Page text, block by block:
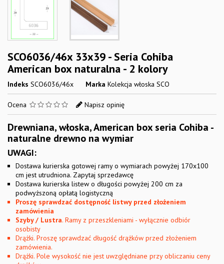
SCO6036/46x 33x39 - Seria Cohiba
American box naturalna - 2 kolory
Indeks SCO6036/46x Marka Kolekcja włoska SCO
Ocena Napisz opinię
Drewniana, włoska, American box seria Cohiba -
naturalne drewno na wymiar
UWAGI:
Dostawa kurierska gotowej ramy o wymiarach powyżej 170x100
cm jest utrudniona. Zapytaj sprzedawcę
Dostawa kurierska listew o długości powyżej 200 cm za
podwyższoną opłatą logistyczną
Proszę sprawdzać dostępność listwy przed złożeniem
zamówienia
Szyby / Lustra. Ramy z przeszkleniami - wyłącznie odbiór
osobisty
Drążki. Proszę sprawdzać długość drążków przed złożeniem
zamówienia.
Drążki. Pole wysokość nie jest uwzględniane przy obliczaniu ceny